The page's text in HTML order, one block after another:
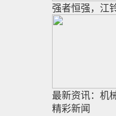
强者恒强，江
最新资讯：机
精彩新闻